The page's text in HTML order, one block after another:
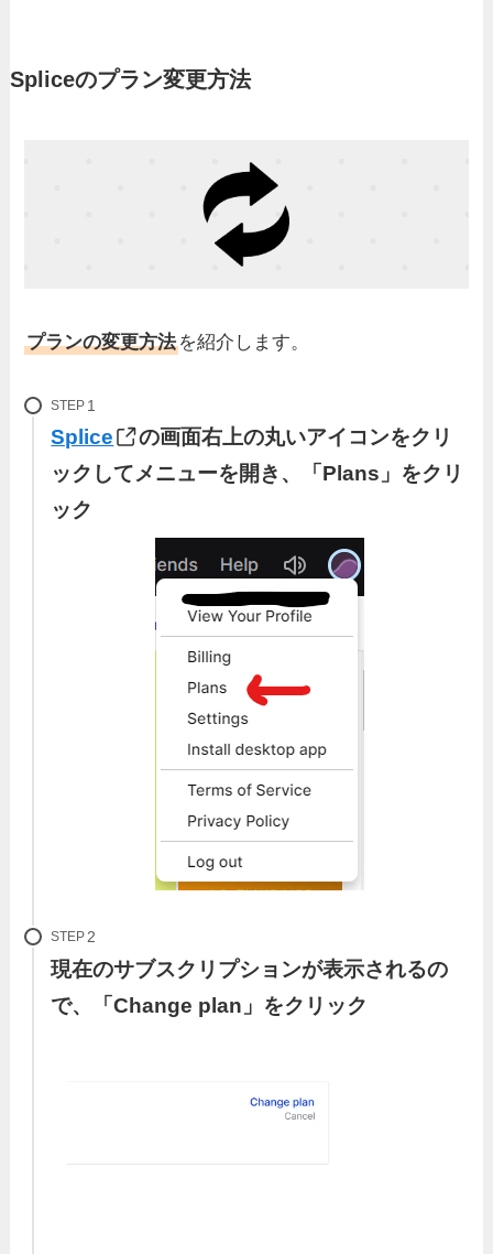
Spliceのプラン変更方法
プランの変更方法を紹介します。
STEP
Splice
の画面右上の丸いアイコンをクリ
ックしてメニューを開き、「Plans」をクリ
ック
STEP
現在のサブスクリプションが表示されるの
で、「Change plan」をクリック